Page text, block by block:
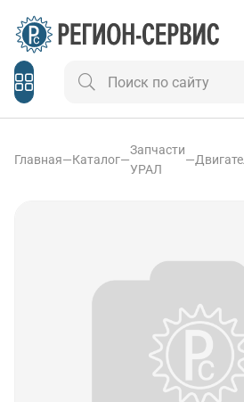
Главная—Каталог—
Запчасти
УРАЛ
—